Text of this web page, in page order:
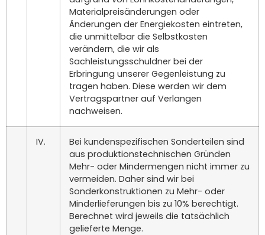
Materialpreisänderungen oder
Änderungen der Energiekosten eintreten,
die unmittelbar die Selbstkosten
verändern, die wir als
Sachleistungsschuldner bei der
Erbringung unserer Gegenleistung zu
tragen haben. Diese werden wir dem
Vertragspartner auf Verlangen
nachweisen.
IV.
Bei kundenspezifischen Sonderteilen sind
aus produktionstechnischen Gründen
Mehr- oder Mindermengen nicht immer zu
vermeiden. Daher sind wir bei
Sonderkonstruktionen zu Mehr- oder
Minderlieferungen bis zu 10% berechtigt.
Berechnet wird jeweils die tatsächlich
gelieferte Menge.